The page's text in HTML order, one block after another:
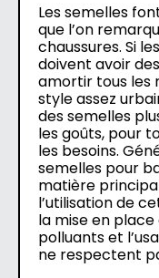
Les semelles
que l’on
chaussures. Si
doivent avoir
amortir tous les
style assez
des semelles
les goûts, pour
les besoins.
semelles pour
matière
l’utilisation de
la mise en
polluants et
ne respectent